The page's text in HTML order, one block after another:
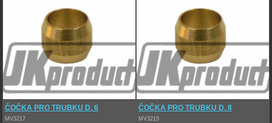
ČOČKA PRO TRUBKU D. 6
MV3217
ČOČKA PRO TRUBKU D. 8
MV3215